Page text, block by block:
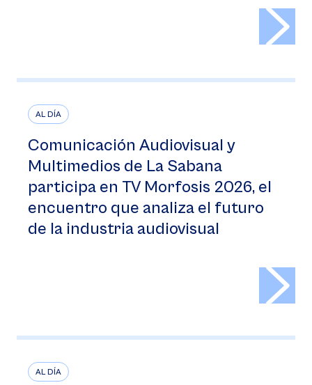
AL DÍA
Comunicación Audiovisual y
Multimedios de La Sabana
participa en TV Morfosis 2026, el
encuentro que analiza el futuro
de la industria audiovisual
AL DÍA